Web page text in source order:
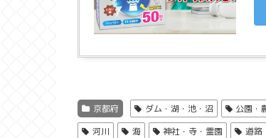
京都府 ダム・湖・池・沼 公園・
河川
海 神社・寺・霊園 道路